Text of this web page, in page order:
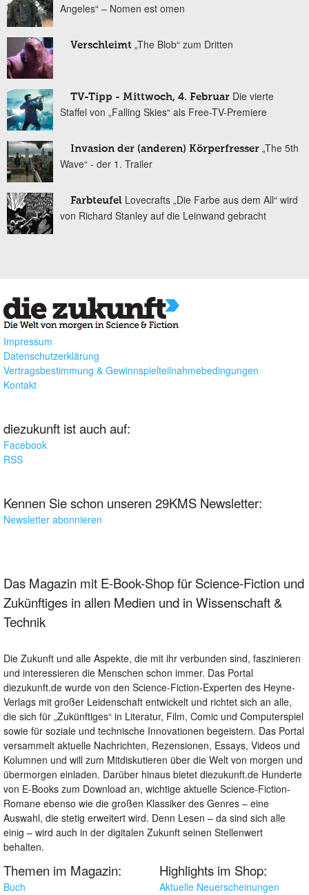
Angeles“ – Nomen est omen
Verschleimt „The Blob“ zum Dritten
TV-Tipp - Mittwoch, 4. Februar Die vierte
Staffel von „Falling Skies“ als Free-TV-Premiere
Invasion der (anderen) Körperfresser „The 5th
Wave“ - der 1. Trailer
Farbteufel Lovecrafts „Die Farbe aus dem All“ wird
von Richard Stanley auf die Leinwand gebracht
Impressum
Datenschutzerklärung
Vertragsbestimmung & Gewinnspielteilnahmebedingungen
Kontakt
diezukunft ist auch auf:
Facebook
RSS
Kennen Sie schon unseren 29KMS Newsletter:
Newsletter abonnieren
Das Magazin mit E-Book-Shop für Science-Fiction und
Zukünftiges in allen Medien und in Wissenschaft &
Technik
Die Zukunft und alle Aspekte, die mit ihr verbunden sind, faszinieren
und interessieren die Menschen schon immer. Das Portal
diezukunft.de wurde von den Science-Fiction-Experten des Heyne-
Verlags mit großer Leidenschaft entwickelt und richtet sich an alle,
die sich für „Zukünftiges“ in Literatur, Film, Comic und Computerspiel
sowie für soziale und technische Innovationen begeistern. Das Portal
versammelt aktuelle Nachrichten, Rezensionen, Essays, Videos und
Kolumnen und will zum Mitdiskutieren über die Welt von morgen und
übermorgen einladen. Darüber hinaus bietet diezukunft.de Hunderte
von E-Books zum Download an, wichtige aktuelle Science-Fiction-
Romane ebenso wie die großen Klassiker des Genres – eine
Auswahl, die stetig erweitert wird. Denn Lesen – da sind sich alle
einig – wird auch in der digitalen Zukunft seinen Stellenwert
behalten.
Themen im Magazin:
Buch
Highlights im Shop:
Aktuelle Neuerscheinungen